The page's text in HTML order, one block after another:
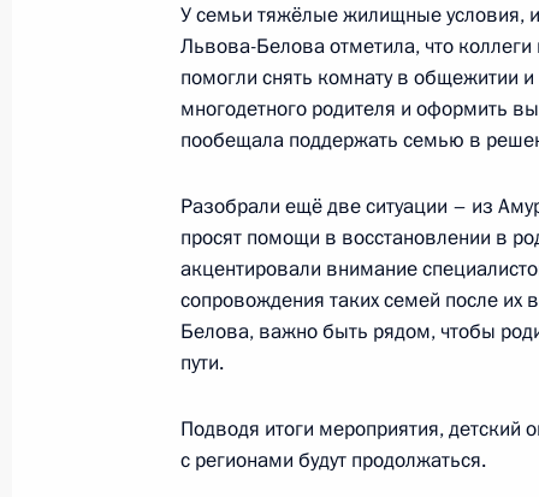
о деятельности Уполномоченного
за 2024 год
1 ноября 2025 года, 18:00
Мария Львова-Белова провела
оказавшимися в трудной
23 октября 2025 года, 15:30
17 октября 2025 года, 18:00
У семьи тяжёлые жилищные условия,
Львова-Белова отметила, что
помогли снять комнату в общежитии и
многодетного родителя и оформить
пообещала поддержать семью в
Разобрали ещё две ситуации – из
просят помощи в восстановлении в
акцентировали внимание
сопровождения таких семей после
Белова, важно быть рядом, чтобы
пути.
Подводя итоги мероприятия, детский
с регионами будут продолжаться.